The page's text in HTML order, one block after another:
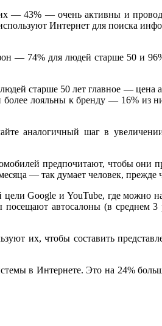
— 43% — очень активны и
Интернет для поиска
— 74% для людей старше 50 и
старше 50 лет главное — цена
лояльны к бренду — 16% из
аналогичный шаг в
предпочитают, чтобы они
— так думает человек, прежде
Google и YouTube, где можно
автосалоны (в среднем 3
их, чтобы составить
в Интернете. Это на 24%